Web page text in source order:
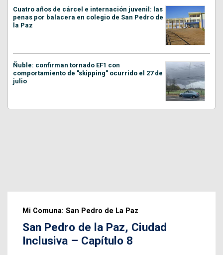
Cuatro años de cárcel e internación juvenil: las
penas por balacera en colegio de San Pedro de
la Paz
Ñuble: confirman tornado EF1 con
comportamiento de "skipping" ocurrido el 27 de
julio
Mi Comuna: San Pedro de La Paz
San Pedro de la Paz, Ciudad
Inclusiva – Capítulo 8